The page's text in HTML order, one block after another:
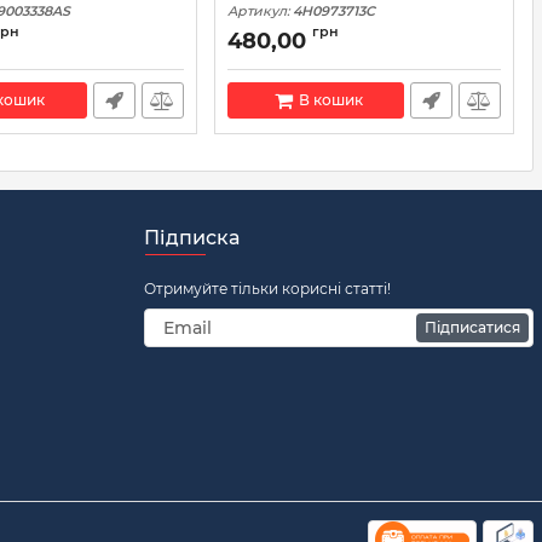
Артикул: 4H0973713C
480,00 грн
В кошик
Підписка
Отримуйте тільки корисні статті!
Підписатися